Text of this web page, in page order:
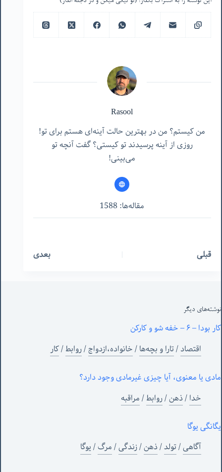
Rasool
من کیستم؟ من در بهترین حالت آینه‌ای هستم برای تو!
روزی از آینه پرسیدند تو کیستی؟ گفت آنچه تو
می‌بینی!
مقاله‌ها: 1588
قبلی بعدی
نوشته‌های‌ دیگر
کار بودا – ۶ – خفه شو و کارکن
اقتصاد/تارا و بچه‌ها/خانواده،ازدواج/روابط/کار
مادی یا معنوی، آیا چیزی غیرمادی وجود دارد؟
خدا/ذهن/روابط/مراقبه
یگانگی یوگا
آگاهی/تولد/ذهن/زندگی/مرگ/یوگا